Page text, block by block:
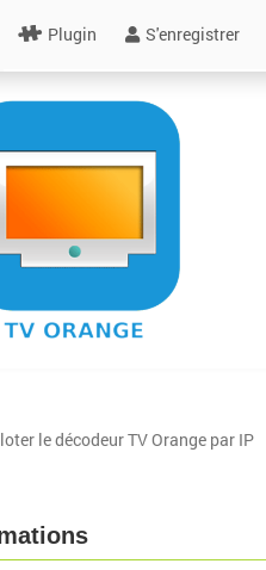
Plugin S'enregistrer
le décodeur TV Orange par IP